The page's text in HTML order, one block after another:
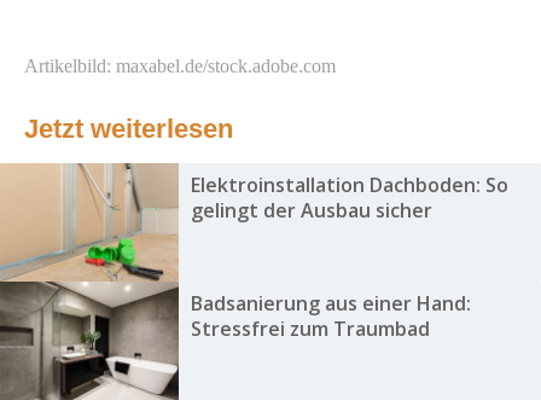
Artikelbild: maxabel.de/stock.adobe.com
Jetzt weiterlesen
Elektroinstallation Dachboden: So
gelingt der Ausbau sicher
Badsanierung aus einer Hand:
Stressfrei zum Traumbad